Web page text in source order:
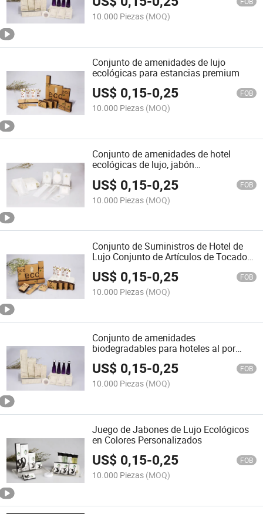
10.000 Piezas (MOQ)
Conjunto de amenidades de lujo
ecológicas para estancias premium
US$ 0,15-0,25 FOB
10.000 Piezas (MOQ)
Conjunto de amenidades de hotel
ecológicas de lujo, jabón
hoteles
US$ 0,15-0,25 FOB
10.000 Piezas (MOQ)
Conjunto de Suministros de Hotel de
Lujo Conjunto de Artículos de Tocador
Ecológicos
US$ 0,15-0,25 FOB
10.000 Piezas (MOQ)
Conjunto de amenidades
biodegradables para hoteles al por
mayor con logo del hotel
US$ 0,15-0,25 FOB
10.000 Piezas (MOQ)
Juego de Jabones de Lujo Ecológicos
en Colores Personalizados
US$ 0,15-0,25 FOB
10.000 Piezas (MOQ)